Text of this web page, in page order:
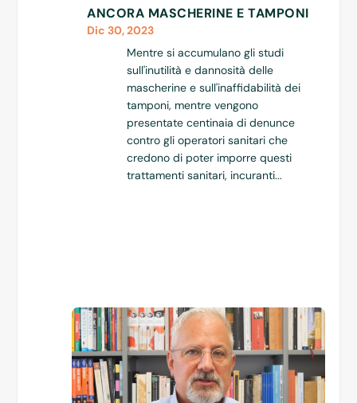
ANCORA MASCHERINE E TAMPONI
Dic 30, 2023
Mentre si accumulano gli studi
sull'inutilità e dannosità delle
mascherine e sull'inaffidabilità dei
tamponi, mentre vengono
presentate centinaia di denunce
contro gli operatori sanitari che
credono di poter imporre questi
trattamenti sanitari, incuranti...